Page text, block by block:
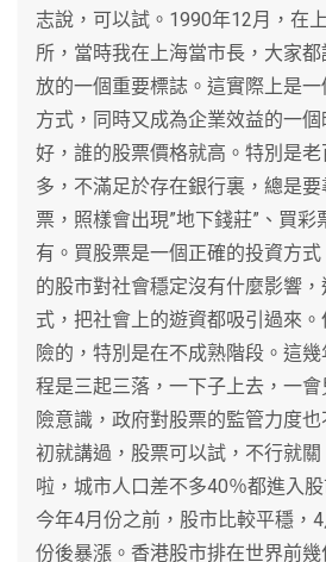
志說，可以試。1990年12月，在
所，當時我在上海當市長，大家
放的一個重要標誌。這實際上是
方式，同時又成為企業效益的一
好，誰的股票價格就高。特別是
多，不滿足於存在銀行裏，總是
票，照樣會出現”地下錢莊”、買
有。買股票是一個正確的投資方
的股市對社會穩定沒有什麼影響
式，把社會上的遊資都吸引過來
險的，特別是在不成熟階段。這
程是三起三落，一下子上去，一
險意識，政府對股票的監管力度
初就講過，股票可以試，不行就
啦，城市人口差不多40％都進入
今年4月份之前，股市比較平穩，
份後暴漲。香港股市排在世界前